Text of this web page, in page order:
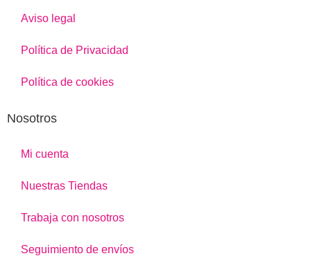
Aviso legal
Política de Privacidad
Política de cookies
Nosotros
Mi cuenta
Nuestras Tiendas
Trabaja con nosotros
Seguimiento de envíos